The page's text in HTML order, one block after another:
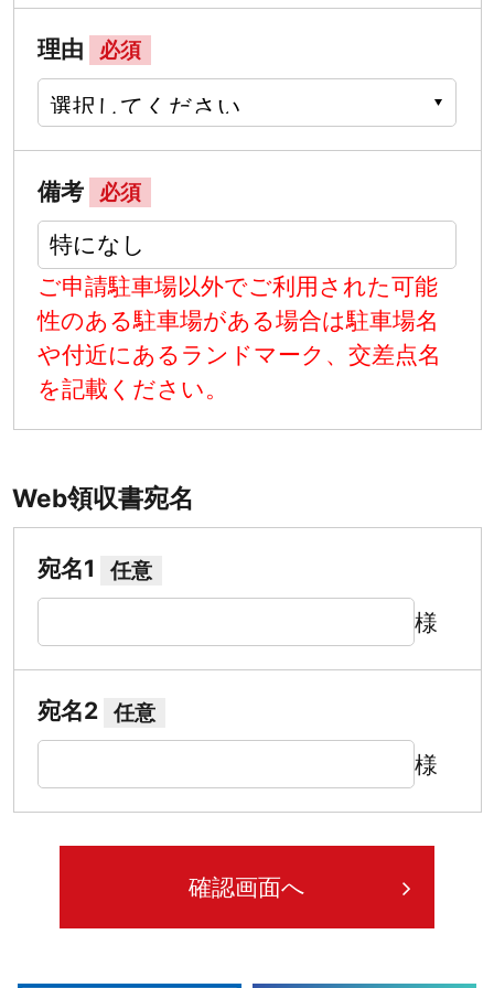
理由 必須
備考 必須
ご申請駐車場以外でご利用された可能
性のある駐車場がある場合は駐車場名
や付近にあるランドマーク、交差点名
を記載ください。
Web領収書宛名
宛名1 任意
様
宛名2 任意
様